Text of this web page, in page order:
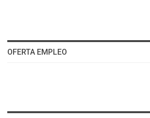
OFERTA EMPLEO